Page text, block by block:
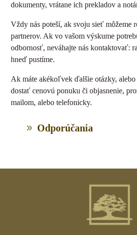
dokumenty, vrátane ich prekladov a
Vždy nás poteší, ak svoju sieť môžeme
partnerov. Ak vo vašom výskume
odbornosť, neváhajte nás kontaktovať:
hneď pustíme.
Ak máte akékoľvek ďalšie otázky, alebo
dostať cenovú ponuku či objasnenie,
mailom, alebo telefonicky.
Odporúčania